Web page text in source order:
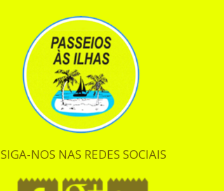
SIGA-NOS NAS REDES SOCIAIS